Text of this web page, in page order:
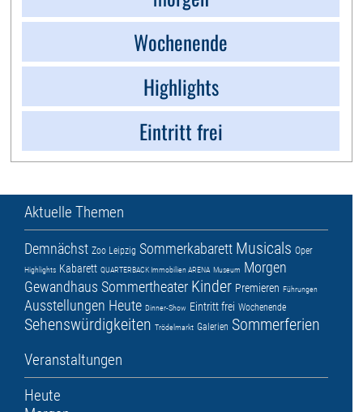
Wochenende
Highlights
Eintritt frei
Aktuelle Themen
Demnächst Zoo Leipzig Sommerkabarett Musicals Oper
Highlights Kabarett QUARTERBACK Immobilien ARENA Museum Morgen
Gewandhaus Sommertheater Kinder Premieren Führungen
Ausstellungen Heute Dinner-Show Eintritt frei Wochenende
Sehenswürdigkeiten Trödelmarkt Galerien Sommerferien
Veranstaltungen
Heute